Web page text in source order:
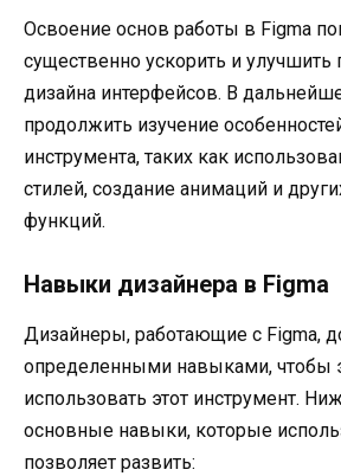
Освоение основ работы в Figma
существенно ускорить и улучшить
дизайна интерфейсов. В
продолжить изучение
инструмента, таких как
стилей, создание анимаций и
функций.
Навыки дизайнера в Figma
Дизайнеры, работающие с Figma,
определенными навыками, чтобы
использовать этот инструмент.
основные навыки, которые
позволяет развить: